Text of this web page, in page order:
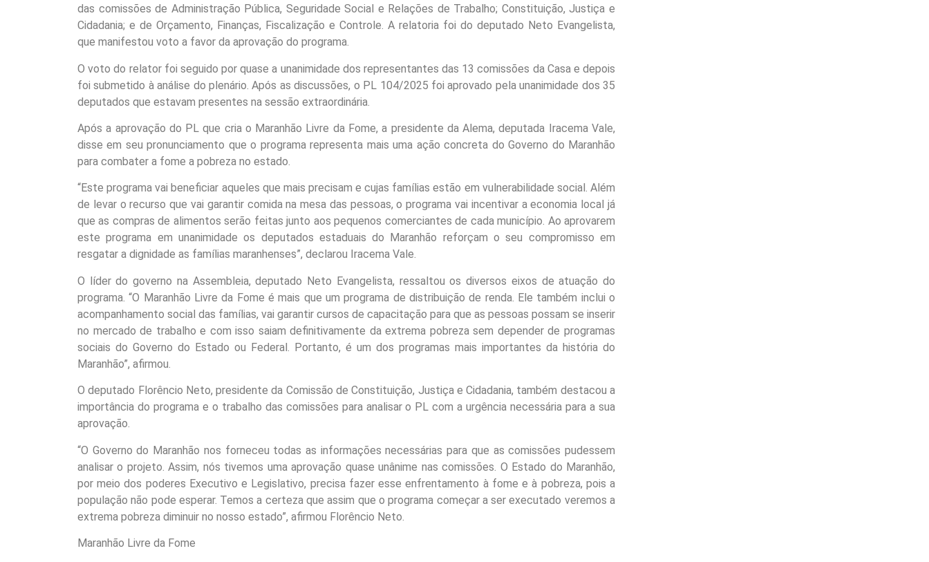
das comissões de Administração Pública, Seguridade Social e Relações de Trabalho; Constituição, Justiça e
Cidadania; e de Orçamento, Finanças, Fiscalização e Controle. A relatoria foi do deputado Neto Evangelista,
que manifestou voto a favor da aprovação do programa.
O voto do relator foi seguido por quase a unanimidade dos representantes das 13 comissões da Casa e depois
foi submetido à análise do plenário. Após as discussões, o PL 104/2025 foi aprovado pela unanimidade dos 35
deputados que estavam presentes na sessão extraordinária.
Após a aprovação do PL que cria o Maranhão Livre da Fome, a presidente da Alema, deputada Iracema Vale,
disse em seu pronunciamento que o programa representa mais uma ação concreta do Governo do Maranhão
para combater a fome a pobreza no estado.
“Este programa vai beneficiar aqueles que mais precisam e cujas famílias estão em vulnerabilidade social. Além
de levar o recurso que vai garantir comida na mesa das pessoas, o programa vai incentivar a economia local já
que as compras de alimentos serão feitas junto aos pequenos comerciantes de cada município. Ao aprovarem
este programa em unanimidade os deputados estaduais do Maranhão reforçam o seu compromisso em
resgatar a dignidade as famílias maranhenses”, declarou Iracema Vale.
O líder do governo na Assembleia, deputado Neto Evangelista, ressaltou os diversos eixos de atuação do
programa. “O Maranhão Livre da Fome é mais que um programa de distribuição de renda. Ele também inclui o
acompanhamento social das famílias, vai garantir cursos de capacitação para que as pessoas possam se inserir
no mercado de trabalho e com isso saiam definitivamente da extrema pobreza sem depender de programas
sociais do Governo do Estado ou Federal. Portanto, é um dos programas mais importantes da história do
Maranhão”, afirmou.
O deputado Florêncio Neto, presidente da Comissão de Constituição, Justiça e Cidadania, também destacou a
importância do programa e o trabalho das comissões para analisar o PL com a urgência necessária para a sua
aprovação.
“O Governo do Maranhão nos forneceu todas as informações necessárias para que as comissões pudessem
analisar o projeto. Assim, nós tivemos uma aprovação quase unânime nas comissões. O Estado do Maranhão,
por meio dos poderes Executivo e Legislativo, precisa fazer esse enfrentamento à fome e à pobreza, pois a
população não pode esperar. Temos a certeza que assim que o programa começar a ser executado veremos a
extrema pobreza diminuir no nosso estado”, afirmou Florêncio Neto.
Maranhão Livre da Fome